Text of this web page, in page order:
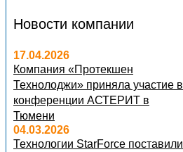
Новости компании
17.04.2026
Компания «Протекшен
Технолоджи» приняла участие в
конференции АСТЕРИТ в
Тюмени
04.03.2026
Технологии StarForce поставили